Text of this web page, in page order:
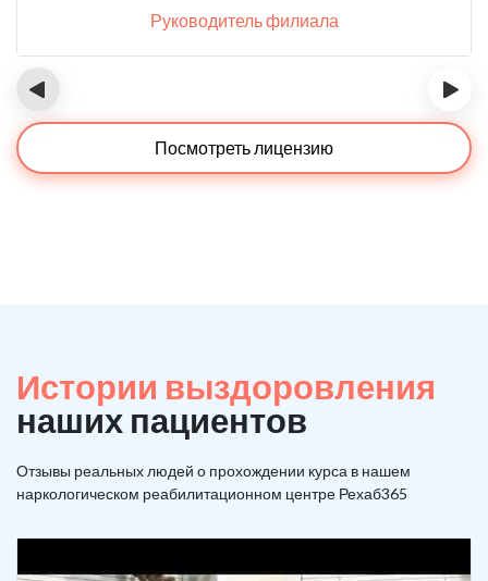
Руководитель филиала
‹ ›
Посмотреть лицензию
Истории выздоровления
наших пациентов
Отзывы реальных людей о прохождении курса в нашем
наркологическом реабилитационном центре Рехаб365